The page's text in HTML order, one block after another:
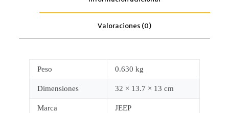
Valoraciones (0)
Peso 0.630 kg
Dimensiones 32 × 13.7 × 13 cm
Marca JEEP